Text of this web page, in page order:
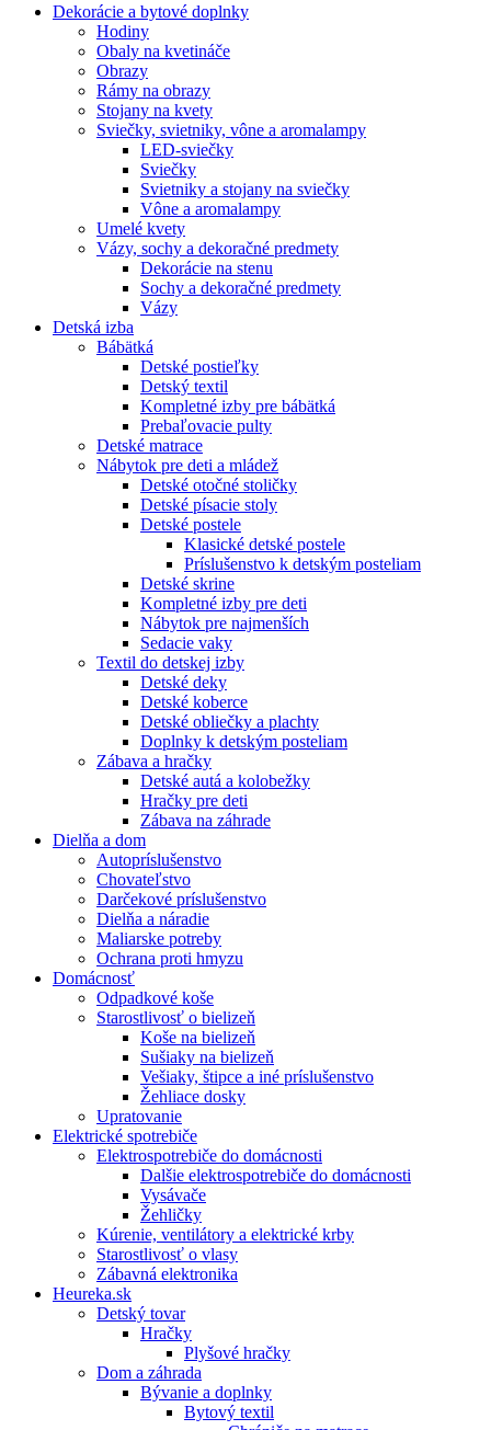
Dekorácie a bytové doplnky
Hodiny
Obaly na kvetináče
Obrazy
Rámy na obrazy
Stojany na kvety
Sviečky, svietniky, vône a aromalampy
LED-sviečky
Sviečky
Svietniky a stojany na sviečky
Vône a aromalampy
Umelé kvety
Vázy, sochy a dekoračné predmety
Dekorácie na stenu
Sochy a dekoračné predmety
Vázy
Detská izba
Bábätká
Detské postieľky
Detský textil
Kompletné izby pre bábätká
Prebaľovacie pulty
Detské matrace
Nábytok pre deti a mládež
Detské otočné stoličky
Detské písacie stoly
Detské postele
Klasické detské postele
Príslušenstvo k detským posteliam
Detské skrine
Kompletné izby pre deti
Nábytok pre najmenších
Sedacie vaky
Textil do detskej izby
Detské deky
Detské koberce
Detské obliečky a plachty
Doplnky k detským posteliam
Zábava a hračky
Detské autá a kolobežky
Hračky pre deti
Zábava na záhrade
Dielňa a dom
Autopríslušenstvo
Chovateľstvo
Darčekové príslušenstvo
Dielňa a náradie
Maliarske potreby
Ochrana proti hmyzu
Domácnosť
Odpadkové koše
Starostlivosť o bielizeň
Koše na bielizeň
Sušiaky na bielizeň
Vešiaky, štipce a iné príslušenstvo
Žehliace dosky
Upratovanie
Elektrické spotrebiče
Elektrospotrebiče do domácnosti
Dalšie elektrospotrebiče do domácnosti
Vysávače
Žehličky
Kúrenie, ventilátory a elektrické krby
Starostlivosť o vlasy
Zábavná elektronika
Heureka.sk
Detský tovar
Hračky
Plyšové hračky
Dom a záhrada
Bývanie a doplnky
Bytový textil